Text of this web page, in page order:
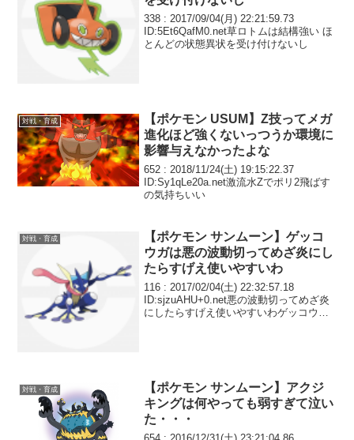
338 : 2017/09/04(月) 22:21:59.73
ID:5Et6QafM0.net草ロトムは結構強い ほ
とんどの状態異状を受け付けないし
対戦・育成
【ポケモン USUM】Z技ってメガ
進化ほど強くないっつうか環境に
影響与えなかったよな
652 : 2018/11/24(土) 19:15:22.37
ID:Sy1qLe20a.net激流水Zでポリ2飛ばす
の気持ちいい
対戦・育成
【ポケモン サンムーン】ゲッコ
ウガは悪の波動切ってめざ炎にし
たらすげえ使いやすいわ
116 : 2017/02/04(土) 22:32:57.18
ID:sjzuAHU+0.net悪の波動切ってめざ炎
にしたらすげえ使いやすいわゲッコウガ
対戦・育成
【ポケモン サンムーン】アクジ
キングは何やっても弱すぎて泣い
た・・・